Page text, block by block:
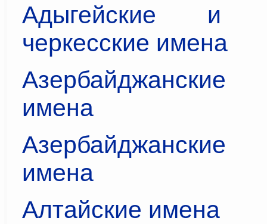
Адыгейские и
черкесские имена
имена
имена
Алтайские имена